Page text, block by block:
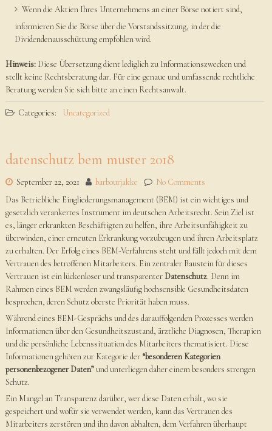
Wenn die Aktien Ihres Unternehmens an einer Börse notiert sind,
informieren Sie die Börse über die Vorstandssitzung, in der die
Dividendenausschüttung empfohlen wird.
Hinweis:Diese Übersetzung dient lediglich zu Informationszwecken und
stellt keine Rechtsberatung dar. Für eine genaue und umfassende rechtliche
Beratung wenden Sie sich bitte an einen Rechtsanwalt.
Categories: Uncategorized
datenschutz bem muster 2018
September 22, 2021 barbourjakke
No Comments
Das Betriebliche Eingliederungsmanagement (BEM) ist ein wichtiges und
gesetzlich verankertes Instrument im deutschen Arbeitsrecht. Sein Ziel ist
es, länger erkrankten Beschäftigten zu helfen, ihre Arbeitsunfähigkeit zu
überwinden, einer erneuten Erkrankung vorzubeugen und ihren Arbeitsplatz
zu erhalten. Der Erfolg eines BEM-Verfahrens steht und fällt jedoch mit dem
Vertrauen des betroffenen Mitarbeiters. Ein zentraler Baustein für dieses
Vertrauen ist ein lückenloser und transparenter Datenschutz. Denn im
Rahmen eines BEM werden zwangsläufig hochsensible Gesundheitsdaten
besprochen, deren Schutz oberste Priorität haben muss.
Während eines BEM-Gesprächs und des darauffolgenden Prozesses werden
Informationen über den Gesundheitszustand, ärztliche Diagnosen, Therapien
und die persönliche Lebenssituation des Mitarbeiters thematisiert. Diese
Informationen gehören zur Kategorie der “besonderen Kategorien
personenbezogener Daten”und unterliegen daher einem besonders strengen
Schutz.
Ein Mangel an Transparenz darüber, wer diese Daten erhält, wo sie
gespeichert und wofür sie verwendet werden, kann das Vertrauen des
Mitarbeiters zerstören und ihn davon abhalten, dem Verfahren überhaupt